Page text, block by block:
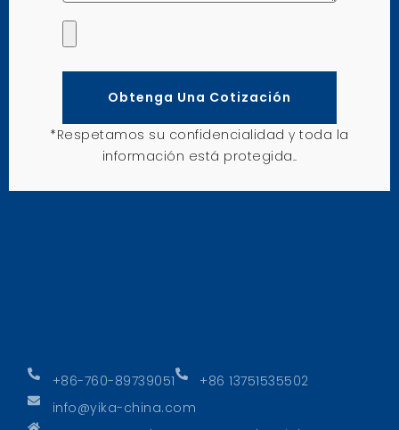
+86-760-89739051
+86 13751535502
info@yika-china.com
Obtenga Una Cotización
*Respetamos su confidencialidad y toda la
información está protegida..